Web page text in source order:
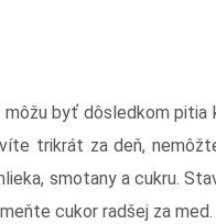
byť dôsledkom pitia
trikrát za deň,
smotany a cukru.
cukor radšej za med.